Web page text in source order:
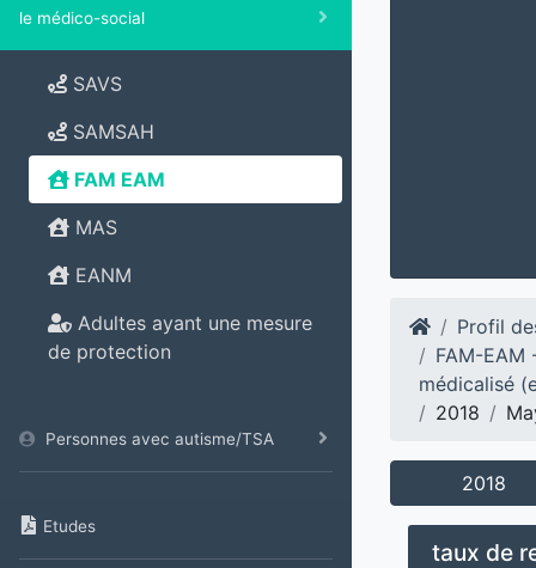
le médico-social
SAVS
SAMSAH
FAM EAM
MAS
EANM
Adultes ayant une mesure
de protection
Personnes avec autisme/TSA
Etudes
Profil
FAM-EAM
médicalisé
2018
2018
taux de